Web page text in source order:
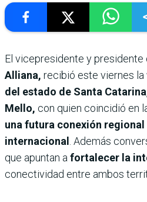
El vicepresidente y presidente
Alliana, recibió este viernes la
del estado de Santa
Mello, con quien coincidió en
una futura conexión
internacional . Además
que apuntan a fortalecer la
conectividad entre ambos